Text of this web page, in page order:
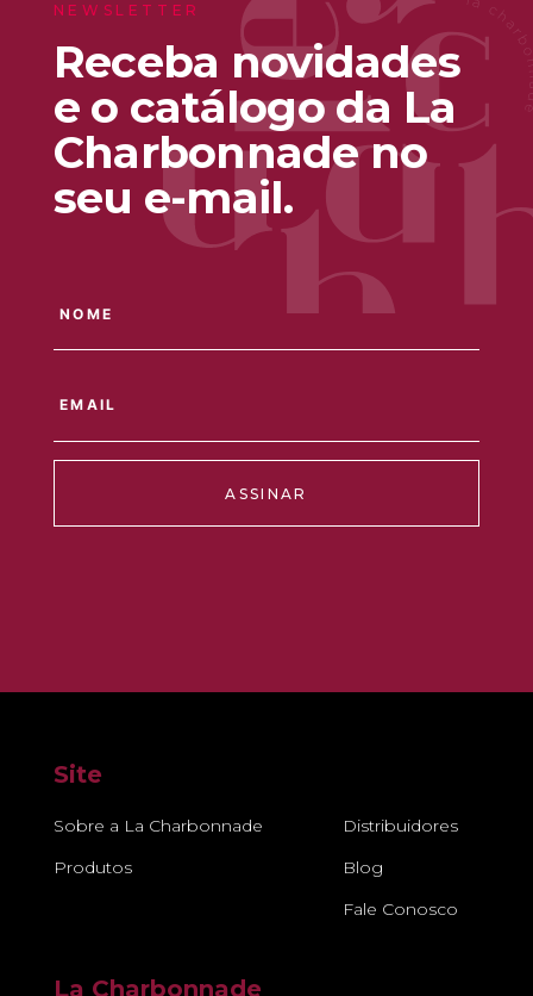
NEWSLETTER
Receba novidades
e o catálogo da La
Charbonnade no
seu e-mail.
ASSINAR
Site
Sobre a La Charbonnade
Produtos
Distribuidores
Blog
Fale Conosco
La Charbonnade